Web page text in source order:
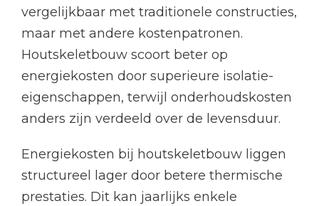
vergelijkbaar met traditionele constructies,
maar met andere kostenpatronen.
Houtskeletbouw scoort beter op
energiekosten door superieure isolatie-
eigenschappen, terwijl onderhoudskosten
anders zijn verdeeld over de levensduur.
Energiekosten bij houtskeletbouw liggen
structureel lager door betere thermische
prestaties. Dit kan jaarlijks enkele